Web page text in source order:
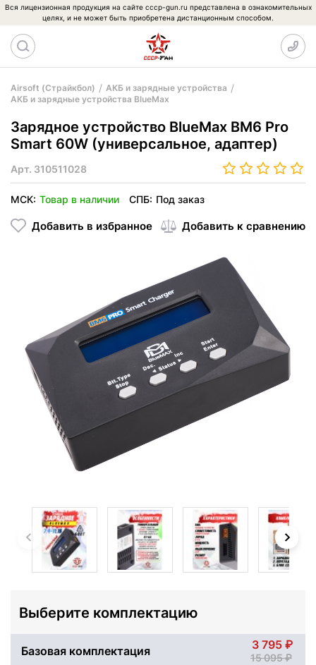
Вся лицензионная продукция на сайте cccp-gun.ru представлена в ознакомительных
целях, и не может быть приобретена дистанционным способом.
Airsoft (Страйкбол)
АКБ и зарядные устройства
АКБ и зарядные устройства BlueMax
Зарядное устройство BlueMax BM6 Pro
Smart 60W (универсальное, адаптер)
Арт. 310511028
МСК: Товар в наличии СПБ: Под заказ
Добавить в избранное Добавить к сравнению
Выберите комплектацию
Базовая комплектация 3 795
15 095